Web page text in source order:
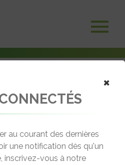
d’EasyMile
×
au courant des dernières
une notification dès qu'un
inscrivez-vous à notre